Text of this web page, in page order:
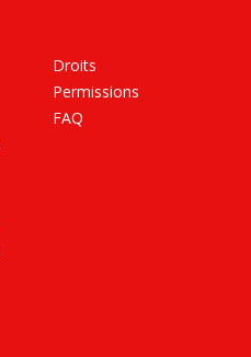
Droits
Permissions
FAQ